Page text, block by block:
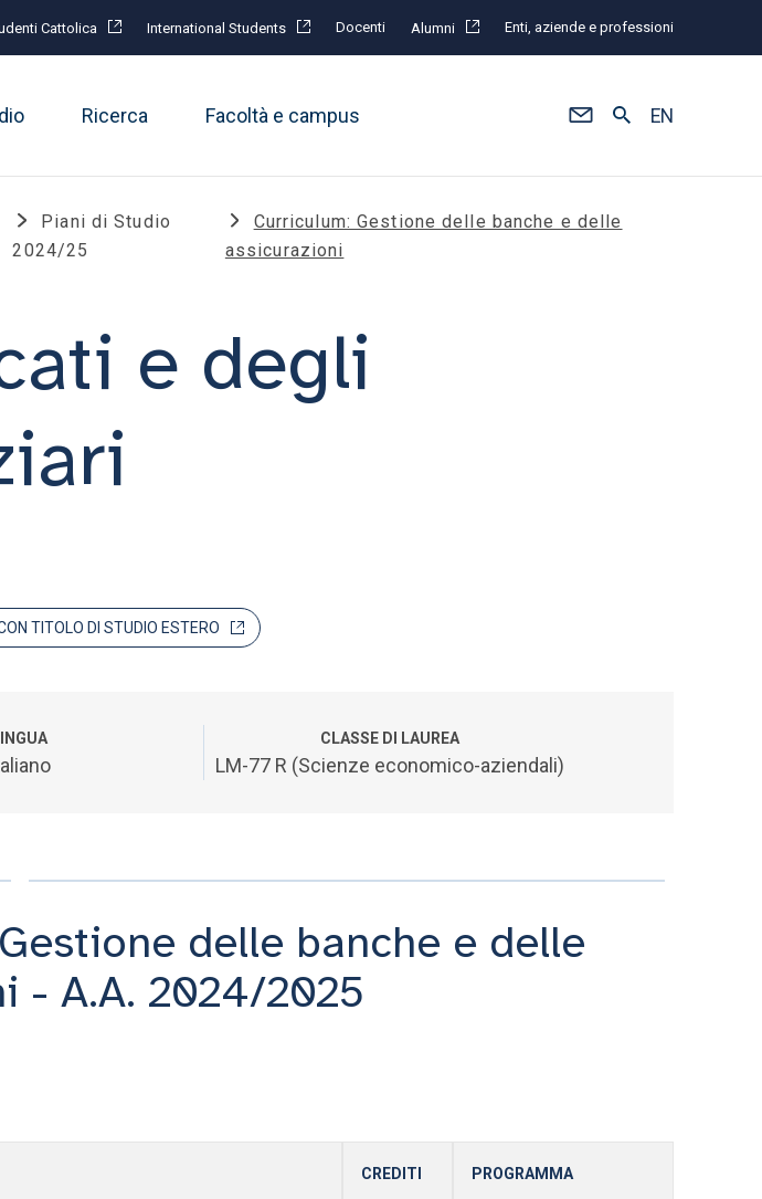
Cattolica International Students Docenti Alumni Enti, aziende e professioni
Ricerca Facoltà e campus EN
Piani di Studio
2024/25
Curriculum: Gestione delle banche e delle
assicurazioni
e degli
TITOLO DI STUDIO ESTERO
CLASSE DI LAUREA
LM-77 R (Scienze economico-aziendali)
delle banche e delle
- A.A. 2024/2025
CREDITI PROGRAMMA